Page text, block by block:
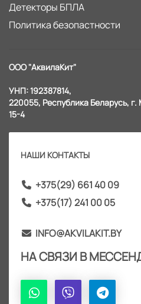
Детекторы БПЛА
Политика безопастности
ООО "АквилаКит"
УНП: 192387814,
220055, Республика Беларусь,
15-4
НАШИ КОНТАКТЫ
+375(29) 661 40 09
+375(17) 241 00 05
INFO@AKVILAKIT.BY
НА СВЯЗИ В